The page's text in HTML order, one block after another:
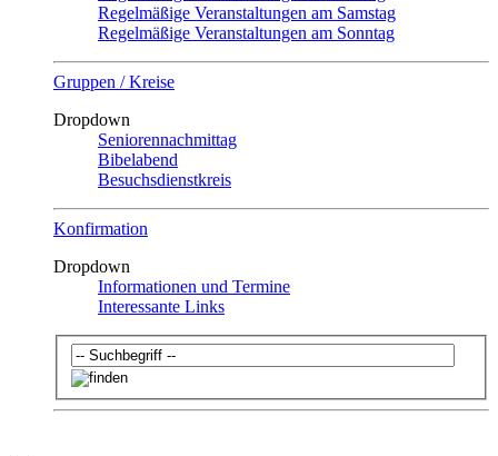
Regelmäßige Veranstaltungen am Samstag
Regelmäßige Veranstaltungen am Sonntag
Gruppen / Kreise
Dropdown
Seniorennachmittag
Bibelabend
Besuchsdienstkreis
Konfirmation
Dropdown
Informationen und Termine
Interessante Links